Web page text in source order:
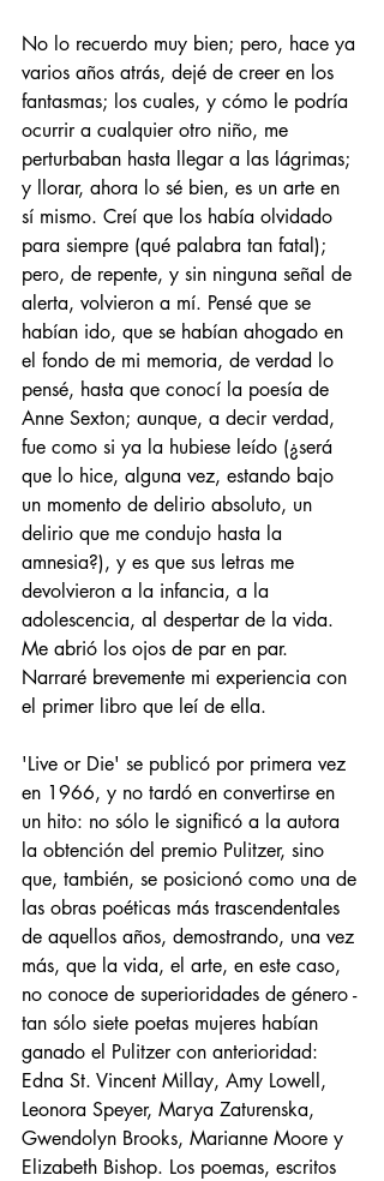
No lo recuerdo muy bien; pero, hace ya
varios años atrás, dejé de creer en los
fantasmas; los cuales, y cómo le podría
ocurrir a cualquier otro niño, me
perturbaban hasta llegar a las lágrimas;
y llorar, ahora lo sé bien, es un arte en
sí mismo. Creí que los había olvidado
para siempre (qué palabra tan fatal);
pero, de repente, y sin ninguna señal de
alerta, volvieron a mí. Pensé que se
habían ido, que se habían ahogado en
el fondo de mi memoria, de verdad lo
pensé, hasta que conocí la poesía de
Anne Sexton; aunque, a decir verdad,
fue como si ya la hubiese leído (¿será
que lo hice, alguna vez, estando bajo
un momento de delirio absoluto, un
delirio que me condujo hasta la
amnesia?), y es que sus letras me
devolvieron a la infancia, a la
adolescencia, al despertar de la vida.
Me abrió los ojos de par en par.
Narraré brevemente mi experiencia con
el primer libro que leí de ella.
'Live or Die' se publicó por primera vez
en 1966, y no tardó en convertirse en
un hito: no sólo le significó a la autora
la obtención del premio Pulitzer, sino
que, también, se posicionó como una de
las obras poéticas más trascendentales
de aquellos años, demostrando, una vez
más, que la vida, el arte, en este caso,
no conoce de superioridades de género -
tan sólo siete poetas mujeres habían
ganado el Pulitzer con anterioridad:
Edna St. Vincent Millay, Amy Lowell,
Leonora Speyer, Marya Zaturenska,
Gwendolyn Brooks, Marianne Moore y
Elizabeth Bishop. Los poemas, escritos